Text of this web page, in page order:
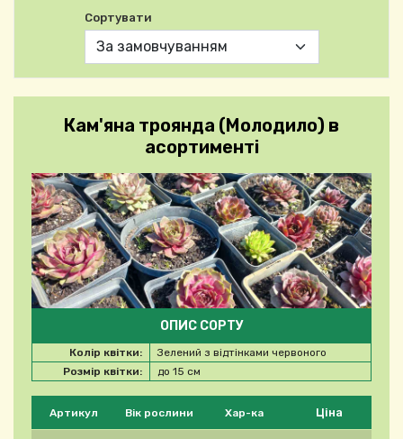
Сортувати
Кам'яна троянда (Молодило) в
асортименті
Будь ласка, виберіть продукт
Артикул Вік рослини Хар-ка Ціна
ОПИС СОРТУ
Колір квітки:
Зелений з відтінками червоного
Розмір квітки:
до 15 см